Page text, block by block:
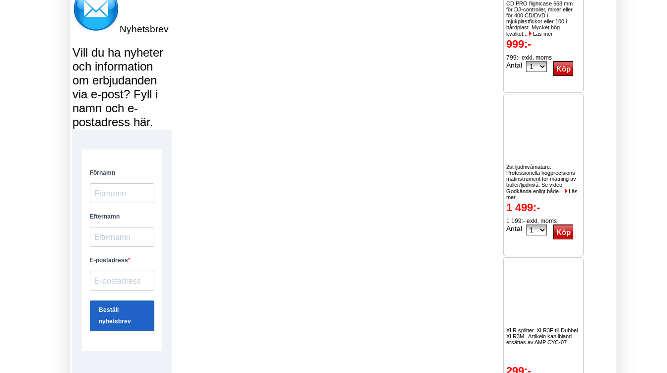
Nyhetsbrev
Vill du ha nyheter
och information
om erbjudanden
via e-post? Fyll i
namn och e-
postadress här.
CD PRO flightcase 668 mm
för DJ-controller, mixer eller
för 400 CD/DVD i
mjukplastfickor eller 100 i
hårdplast. Mycket hög
kvalitet...
Läs mer
999:-
799:- exkl. moms
Antal
2st ljudnivåmätare.
Professionella högprecisions
mätinstrument för mätning av
buller/ljudnivå. Se video.
Godkända enligt både...
Läs
mer
1 499:-
1 199:- exkl. moms
Antal
XLR splitter. XLR3F till Dubbel
XLR3M. Artikeln kan ibland
ersättas av AMP CYC-07